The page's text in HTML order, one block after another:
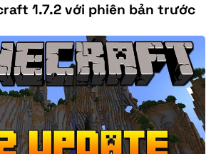
1.7.2 với phiên bản trước